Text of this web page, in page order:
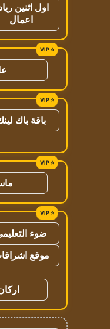
اول اثنين
اعمال
باقة باك
ضوء
موقع